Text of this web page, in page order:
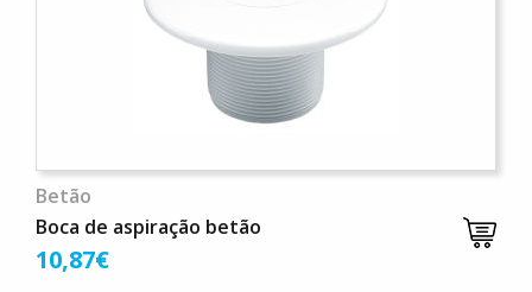
Betão
Boca de aspiração betão
10,87€